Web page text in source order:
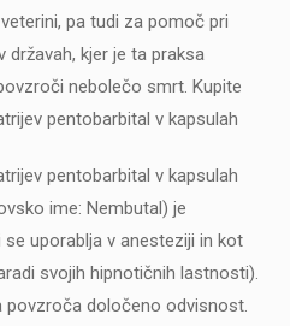
pa tudi za pomoč pri
državah, kjer je ta praksa
nebolečo smrt. Kupite
pentobarbital v kapsulah
pentobarbital v kapsulah
ime: Nembutal) je
se uporablja v anesteziji in kot
svojih hipnotičnih lastnosti).
povzroča določeno odvisnost.